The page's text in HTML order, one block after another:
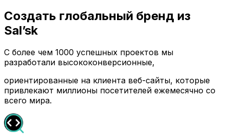
Создать глобальный бренд из
Sal’sk
С более чем 1000 успешных проектов мы
разработали высококонверсионные,
ориентированные на клиента веб-сайты, которые
привлекают миллионы посетителей ежемесячно со
всего мира.